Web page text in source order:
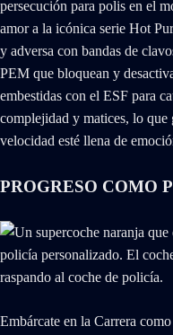
persecución para polis en el
amor a la icónica serie Hot
y adversa con bandas de
PEM que bloquean y
embestidas con el ESF para
complejidad y matices, lo que
velocidad esté llena de
PROGRESO COMO
Embárcate en la Carrera